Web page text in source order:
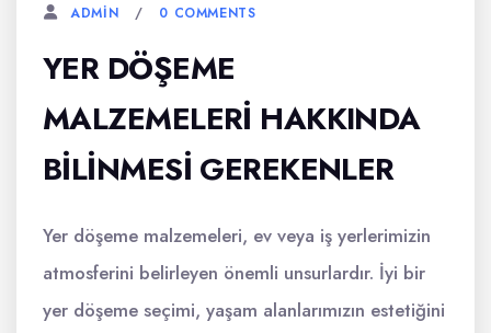
ADMIN 0 COMMENTS
YER DÖŞEME
MALZEMELERI HAKKINDA
BILINMESI GEREKENLER
Yer döşeme malzemeleri, ev veya iş yerlerimizin
atmosferini belirleyen önemli unsurlardır. İyi bir
yer döşeme seçimi, yaşam alanlarımızın estetiğini